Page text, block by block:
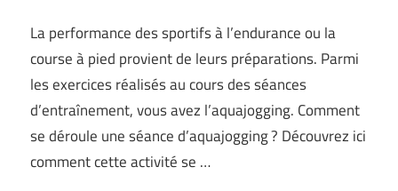
La performance des sportifs à l’endurance ou la
course à pied provient de leurs préparations. Parmi
les exercices réalisés au cours des séances
d’entraînement, vous avez l’aquajogging. Comment
se déroule une séance d’aquajogging ? Découvrez ici
comment cette activité se …